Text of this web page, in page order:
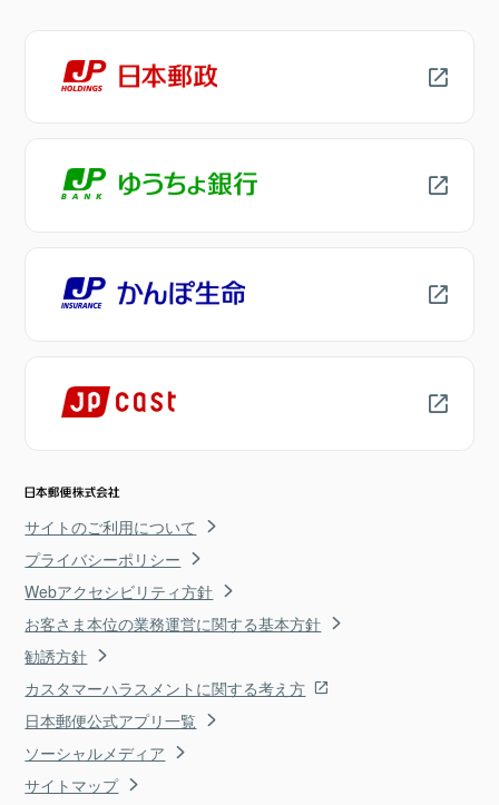
サイトのご利用について
プライバシーポリシー
Webアクセシビリティ方針
お客さま本位の業務運営に関する基本方針
勧誘方針
カスタマーハラスメントに関する考え方
日本郵便公式アプリ一覧
ソーシャルメディア
サイトマップ